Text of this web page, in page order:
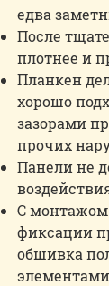
едва
После
плотнее и
Планкен
хорошо
зазорами
прочих
Панели не
С монтажом
фиксации
обшивка